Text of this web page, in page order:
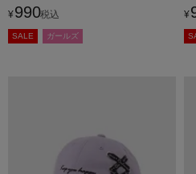
¥ 990税込
SALE ガールズ
¥